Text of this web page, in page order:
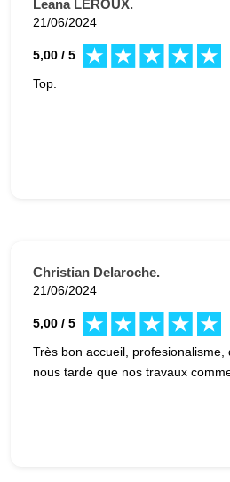
Leana LEROUX.
21/06/2024
5,00 / 5
Top.
Christian Delaroche.
21/06/2024
5,00 / 5
Très bon accueil, profesionalisme,
nous tarde que nos travaux